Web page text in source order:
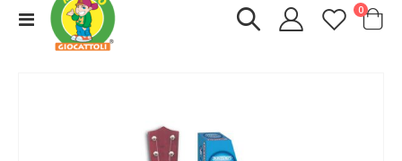
Toggle
Nav
Cart
0elementi